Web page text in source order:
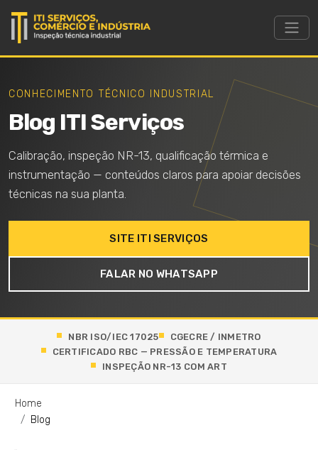
CONHECIMENTO TÉCNICO INDUSTRIAL
Blog ITI Serviços
Calibração, inspeção NR-13, qualificação térmica e
instrumentação — conteúdos claros para apoiar decisões
técnicas na sua planta.
SITE ITI SERVIÇOS
FALAR NO WHATSAPP
NBR ISO/IEC 17025
CGECRE / INMETRO
CERTIFICADO RBC — PRESSÃO E TEMPERATURA
INSPEÇÃO NR-13 COM ART
Home
Blog